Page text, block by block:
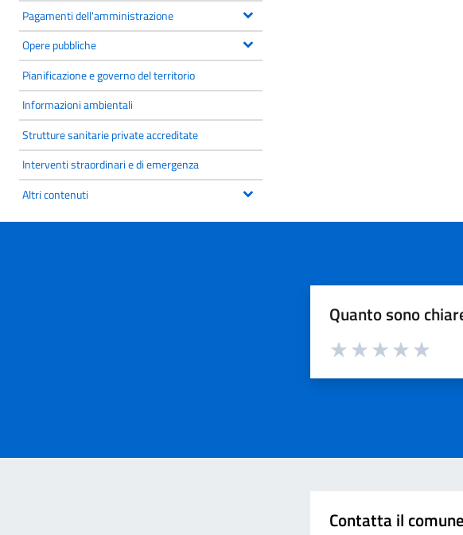
Pagamenti dell'amministrazione
Opere pubbliche
Pianificazione e governo del territorio
Informazioni ambientali
Strutture sanitarie private accreditate
Interventi straordinari e di emergenza
Altri contenuti
Quanto sono
Contatta il comune